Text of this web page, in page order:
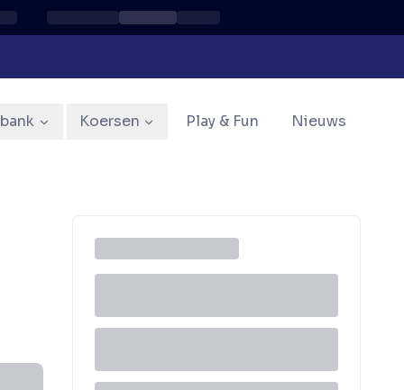
Koersen Play & Fun Nieuws